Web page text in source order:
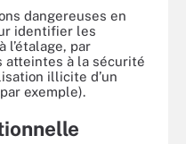
dangereuses en
identifier les
l’étalage, par
atteintes à la sécurité
illicite d’un
exemple).